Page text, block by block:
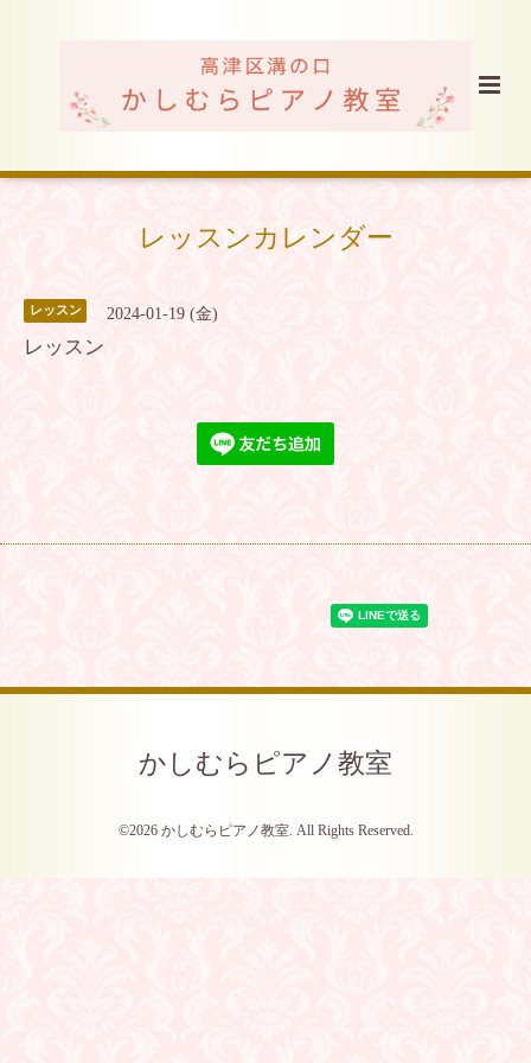
レッスンカレンダー
レッスン 2024-01-19 (金)
レッスン
かしむらピアノ教室
©2026 かしむらピアノ教室. All Rights Reserved.